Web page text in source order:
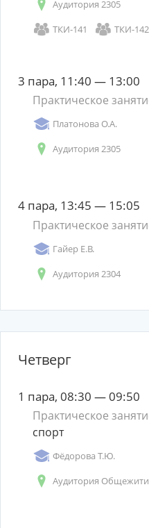
Аудитория 2305
ТКИ-141
ТКИ-142
3 пара, 11:40 — 13:00
Практическое
Платонова О.А.
Аудитория 2305
4 пара, 13:45 — 15:05
Практическое
Гайер Е.В.
Аудитория 2304
Четверг
1 пара, 08:30 — 09:50
Практическое
спорт
Фёдорова Т.Ю.
Аудитория